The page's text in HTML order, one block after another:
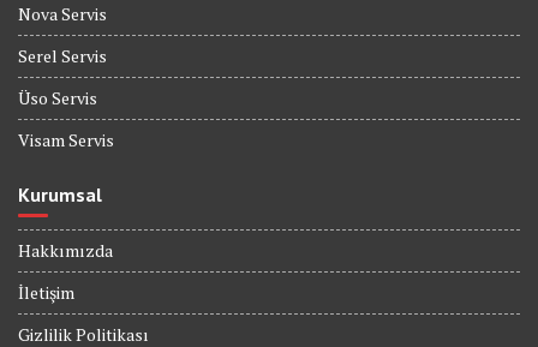
Nova Servis
Serel Servis
Üso Servis
Visam Servis
Kurumsal
Hakkımızda
İletişim
Gizlilik Politikası